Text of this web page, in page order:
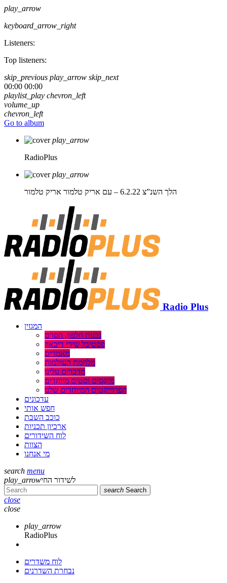
play_arrow
keyboard_arrow_right
Listeners:
Top listeners:
skip_previous play_arrow skip_next
00:00 00:00
playlist_play chevron_left
volume_up
chevron_left
Go to album
play_arrow
RadioPlus
play_arrow
הלך השנ”צ 6.2.22 – עם אריק טלמור
אריק טלמור
Radio Plus
המגזין
גבעת חלפון, הסרט
פסטיבל שירי דיכאון
מאמרים
מלחמת העולמות
מדברים עלינו
מיקסים וסטים מיוחדים
הפרוייקטים המיוחדים שלנו
עדכונים
חפש אותי
כוכב השבת
ארכיון תכניות
לוח השידורים
הצוות
מי אנחנו
search menu
play_arrowלשידור החי
search Search
close
close
play_arrow
RadioPlus
לוח משדרים
נבחרת השדרנים